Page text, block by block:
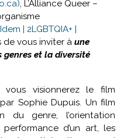
, L’Alliance Queer –
| 2LGBTQIA+ |
de vous inviter à une
et la diversité
visionnerez le film
Sophie Dupuis. Un film
du genre, l’orientation
d’un art, les